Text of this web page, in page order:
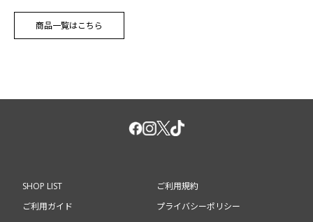
商品一覧はこちら
SHOP LIST
ご利用ガイド
ご利用規約
プライバシーポリシー